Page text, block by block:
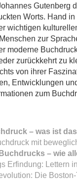
Gutenberg
Worts. Hand
wichtigen
zur
moderne
zurückkehrt zu
von ihrer
Entwicklungen
zum
– was ist
mit
– wie
Erfindung: Lettern
Die